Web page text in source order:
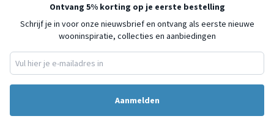
Ontvang 5% korting op je eerste bestelling
Schrijf je in voor onze nieuwsbrief en ontvang als eerste nieuwe
wooninspiratie, collecties en aanbiedingen
Aanmelden